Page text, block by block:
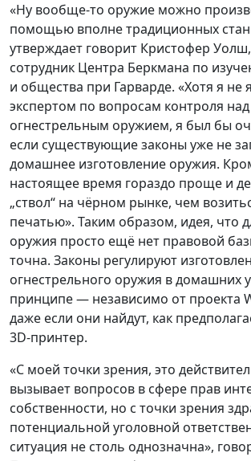
«Ну вообще-то оружие можно
помощью вполне традиционных
утверждает говорит Кристофер
сотрудник Центра Беркмана по
и общества при Гарварде. «Хотя я не
экспертом по вопросам контроля над
огнестрельным оружием, я был бы
если существующие законы уже не
домашнее изготовление оружия.
настоящее время гораздо проще и
„ствол“ на чёрном рынке, чем
печатью». Таким образом, идея, что
оружия просто ещё нет правовой
точна. Законы регулируют
огнестрельного оружия в домашних
принципе — независимо от проекта
даже если они найдут, как
3D-принтер.
«С моей точки зрения, это
вызывает вопросов в сфере прав
собственности, но с точки зрения
потенциальной уголовной
ситуация не столь однозначна»,